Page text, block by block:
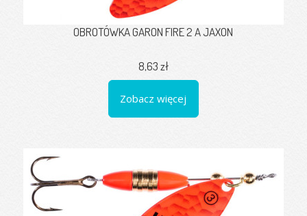
OBROTÓWKA GARON FIRE 2 A JAXON
8,63 zł
Zobacz więcej